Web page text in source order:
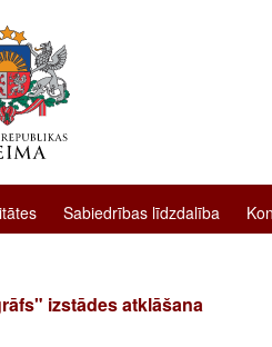
Sabiedrības līdzdalība
izstādes atklāšana